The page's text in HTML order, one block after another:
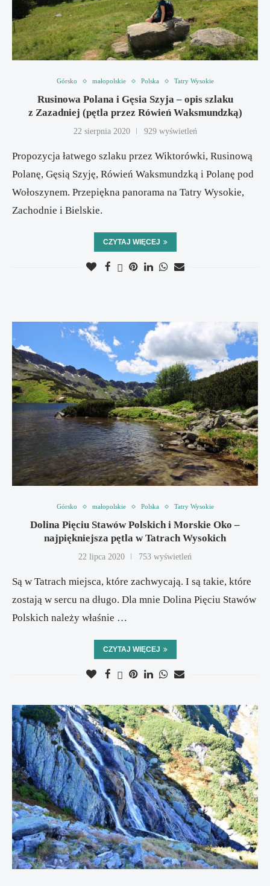
Górsko małopolskie Polska Tatry Wysokie
Rusinowa Polana i Gęsia Szyja – opis szlaku
z Zazadniej (pętla przez Rówień Waksmundzką)
22 sierpnia 2020 929 wyświetleń
Propozycja łatwego szlaku przez Wiktorówki, Rusinową
Polanę, Gęsią Szyję, Rówień Waksmundzką i Polanę pod
Wołoszynem. Przepiękna panorama na Tatry Wysokie,
Zachodnie i Bielskie.
CZYTAJ WIĘCEJ
Górsko małopolskie Polska Tatry Wysokie
Dolina Pięciu Stawów Polskich i Morskie Oko –
najpiękniejsza pętla w Tatrach Wysokich
22 lipca 2020 753 wyświetleń
Są w Tatrach miejsca, które zachwycają. I są takie, które
zostają w sercu na długo. Dla mnie Dolina Pięciu Stawów
Polskich należy właśnie …
CZYTAJ WIĘCEJ